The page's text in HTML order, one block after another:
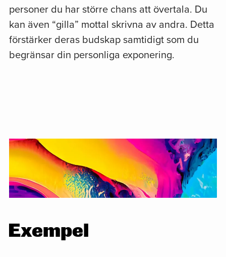
mottalsmetoderna för att stötta
nyckelgrupper i deras arbete.
personer du har större chans att övertala. Du
kan även “gilla” mottal skrivna av andra. Detta
förstärker deras budskap samtidigt som du
begränsar din personliga exponering.
Exempel